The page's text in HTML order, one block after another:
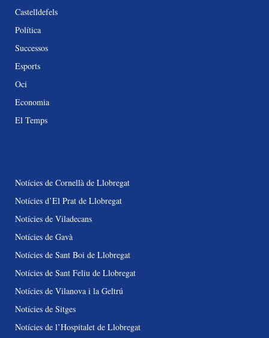
Castelldefels
Política
Successos
Esports
Oci
Economia
El Temps
Notícies de Cornellà de Llobregat
Notícies d’El Prat de Llobregat
Notícies de Viladecans
Notícies de Gavà
Notícies de Sant Boi de Llobregat
Notícies de Sant Feliu de Llobregat
Notícies de Vilanova i la Geltrú
Notícies de Sitges
Notícies de l’Hospitalet de Llobregat